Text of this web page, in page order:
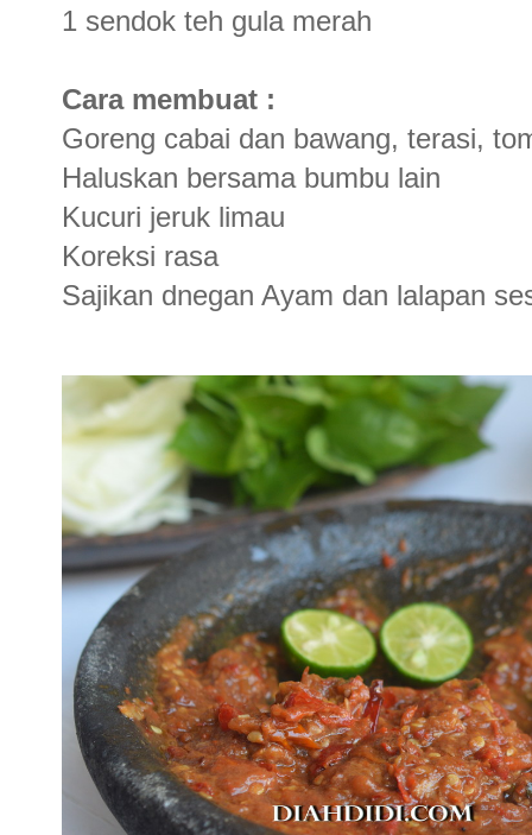
1 sendok teh gula merah
Cara membuat :
Goreng cabai dan bawang, terasi,
Haluskan bersama bumbu lain
Kucuri jeruk limau
Koreksi rasa
Sajikan dnegan Ayam dan lalapan